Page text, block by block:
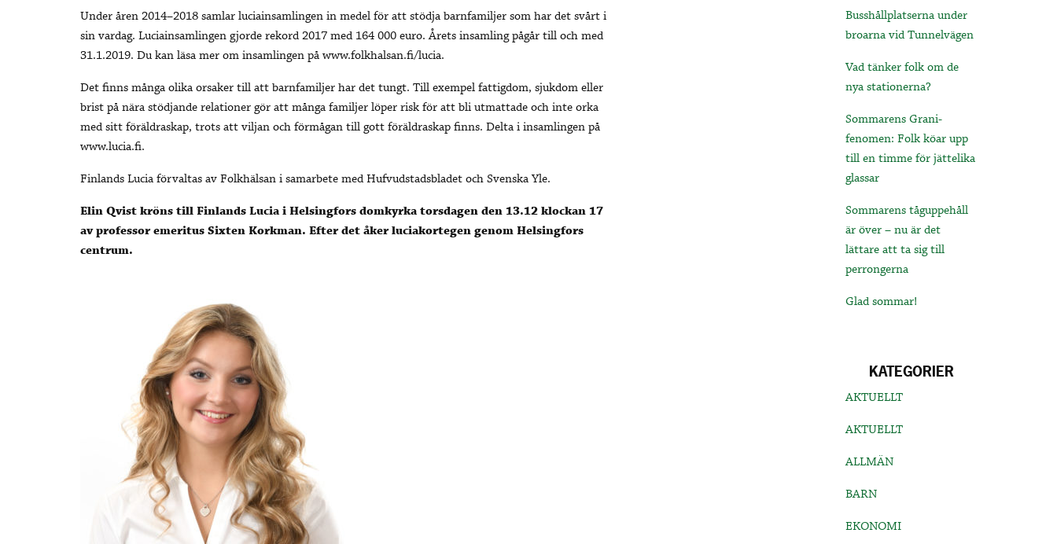
Under åren 2014–2018 samlar luciainsamlingen in medel för att stödja barnfamiljer som har det svårt i
sin vardag. Luciainsamlingen gjorde rekord 2017 med 164 000 euro. Årets insamling pågår till och med
31.1.2019. Du kan läsa mer om insamlingen på www.folkhalsan.fi/lucia.
Det finns många olika orsaker till att barnfamiljer har det tungt. Till exempel fattigdom, sjukdom eller
brist på nära stödjande relationer gör att många familjer löper risk för att bli utmattade och inte orka
med sitt föräldraskap, trots att viljan och förmågan till gott föräldraskap finns. Delta i insamlingen på
www.lucia.fi.
Finlands Lucia förvaltas av Folkhälsan i samarbete med Hufvudstadsbladet och Svenska Yle.
Elin Qvist kröns till Finlands Lucia i Helsingfors domkyrka torsdagen den 13.12 klockan 17
av professor emeritus Sixten Korkman. Efter det åker luciakortegen genom Helsingfors
centrum.
Busshållplatserna under
broarna vid Tunnelvägen
Vad tänker folk om de
nya stationerna?
Sommarens Grani-
fenomen: Folk köar upp
till en timme för jättelika
glassar
Sommarens tåguppehåll
är över – nu är det
lättare att ta sig till
perrongerna
Glad sommar!
KATEGORIER
AKTUELLT
AKTUELLT
ALLMÄN
BARN
EKONOMI